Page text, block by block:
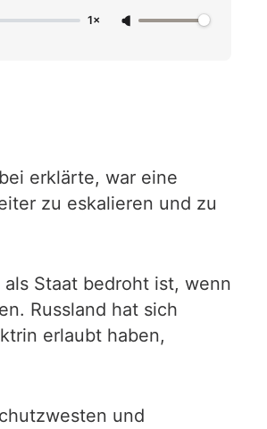
1×
erklärte, war eine
zu eskalieren und zu
Staat bedroht ist, wenn
Russland hat sich
erlaubt haben,
und